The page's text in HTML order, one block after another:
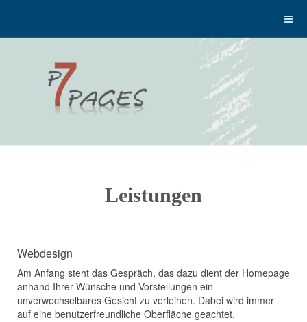
Leistungen
Webdesign
Am Anfang steht das Gespräch, das dazu dient der Homepage
anhand Ihrer Wünsche und Vorstellungen ein
unverwechselbares Gesicht zu verleihen. Dabei wird immer
auf eine benutzerfreundliche Oberfläche geachtet.